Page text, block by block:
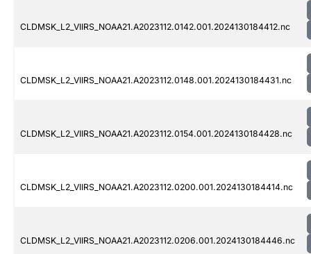
CLDMSK_L2_VIIRS_NOAA21.A2023112.0142.001.2024130184412.nc
CLDMSK_L2_VIIRS_NOAA21.A2023112.0148.001.2024130184431.nc
CLDMSK_L2_VIIRS_NOAA21.A2023112.0154.001.2024130184428.nc
CLDMSK_L2_VIIRS_NOAA21.A2023112.0200.001.2024130184414.nc
CLDMSK_L2_VIIRS_NOAA21.A2023112.0206.001.2024130184446.nc